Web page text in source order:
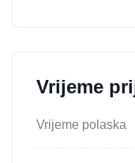
Vrijeme
Vrijeme polaska